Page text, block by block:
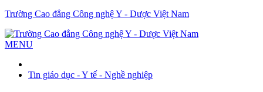
Trường Cao đẳng Công nghệ Y - Dược Việt Nam
MENU
Tin giáo dục - Y tế - Nghề nghiệp